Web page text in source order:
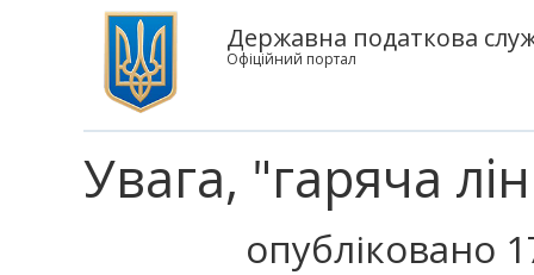
Державна податкова
Офіційний портал
Увага, "гаряча
опубліковано